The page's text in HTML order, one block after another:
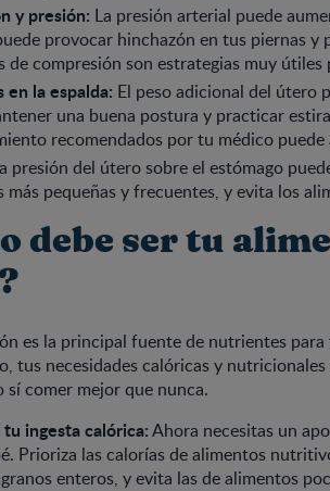
y presión: La presión arterial puede
provocar hinchazón en tus piernas y
de compresión son estrategias muy útiles
en la espalda: El peso adicional del útero
una buena postura y practicar
recomendados por tu médico
presión del útero sobre el estómago
más pequeñas y frecuentes, y evita los
debe ser tu
es la principal fuente de nutrientes
tus necesidades calóricas y
sí comer mejor que nunca.
ingesta calórica:Ahora necesitas un
Prioriza las calorías de alimentos
enteros, y evita las de alimentos